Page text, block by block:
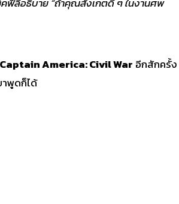
Captain America: Civil War อีกสักครั้ง
าพูดก็ได้